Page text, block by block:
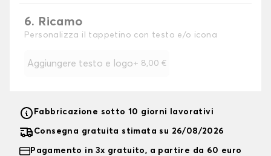
6. Ricamo
Personalizza il tappetino con testo e/o icona
Aggiungere testo e logo+ 8,00 €
Fabbricazione sotto 10 giorni lavorativi
Consegna gratuita stimata su 26/08/2026
Pagamento in 3x gratuito, a partire da 60 euro